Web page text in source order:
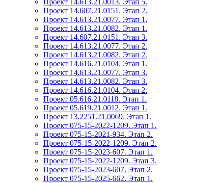
Проект 14.613.21.0013. Этап 5.
Проект 14.607.21.0151. Этап 2.
Проект 14.613.21.0077. Этап 1.
Проект 14.613.21.0082. Этап 1.
Проект 14.607.21.0151. Этап 3.
Проект 14.613.21.0077. Этап 2.
Проект 14.613.21.0082. Этап 2.
Проект 14.616.21.0104. Этап 1.
Проект 14.613.21.0077. Этап 3.
Проект 14.613.21.0082. Этап 3.
Проект 14.616.21.0104. Этап 2.
Проект 05.616.21.0118. Этап 1.
Проект 05.619.21.0012. Этап 1.
Проект 13.2251.21.0069. Этап 1.
Проект 075-15-2022-1209. Этап 1.
Проект 075-15-2021-934. Этап 2.
Проект 075-15-2022-1209. Этап 2.
Проект 075-15-2023-607. Этап 1.
Проект 075-15-2022-1209. Этап 3.
Проект 075-15-2023-607. Этап 2.
Проект 075-15-2025-662. Этап 1.